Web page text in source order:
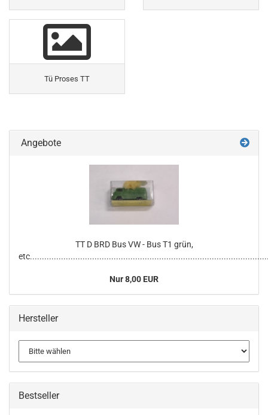
Tü Proses TT
Angebote
TT D BRD Bus VW - Bus T1 grün,
Nur 8,00 EUR
Hersteller
Bestseller